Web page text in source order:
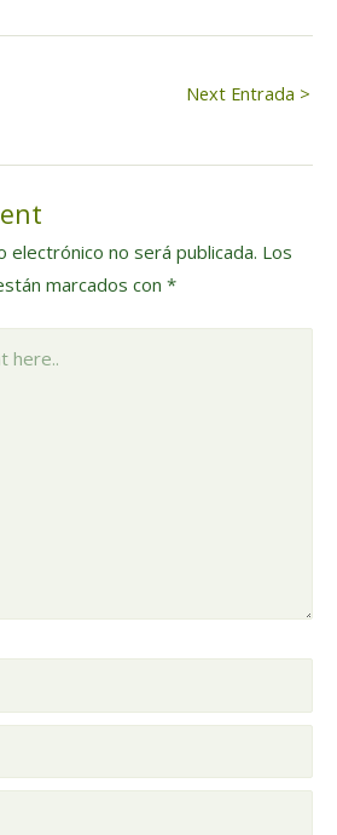
Next Entrada >
electrónico no será publicada. Los
marcados con *